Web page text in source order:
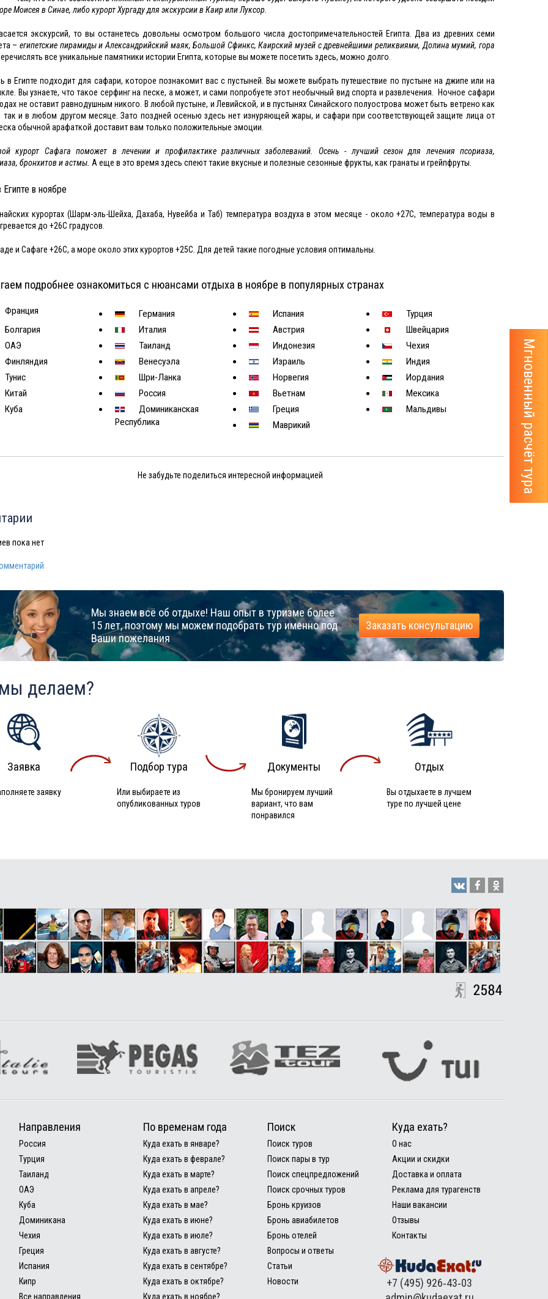
Мгновенный расчёт тура
Моисея в Синае, либо курорт Хургаду для экскурсии в Каир или Луксор.
экскурсий, то вы останетесь довольны осмотром большого числа достопримечательностей Египта. Два из древних семи
– египетские пирамиды и Александрийский маяк, Большой Сфинкс, Каирский музей с древнейшими реликвиями, Долина мумий, гора
все уникальные памятники истории Египта, которые вы можете посетить здесь, можно долго.
в Египте подходит для сафари, которое познакомит вас с пустыней. Вы можете выбрать путешествие по пустыне на джипе или на
Вы узнаете, что такое серфинг на песке, а может, и сами попробуете этот необычный вид спорта и развлечения. Ночное сафари
не оставит равнодушным никого. В любой пустыне, и Левийской, и в пустынях Синайского полуострова может быть ветрено как
так и в любом другом месяце. Зато поздней осенью здесь нет изнуряющей жары, и сафари при соответствующей защите лица от
обычной арафаткой доставит вам только положительные эмоции.
курорт Сафага поможет в лечении и профилактике различных заболеваний. Осень - лучший сезон для лечения псориаза,
бронхитов и астмы. А еще в это время здесь спеют такие вкусные и полезные сезонные фрукты, как гранаты и грейпфруты.
в ноябре
курортах (Шарм-эль-Шейха, Дахаба, Нувейба и Таб) температура воздуха в этом месяце - около +27С, температура воды в
до +26С градусов.
и Сафаге +26С, а море около этих курортов +25С. Для детей такие погодные условия оптимальны.
подробнее ознакомиться с нюансами отдыха в ноябре в популярных странах
Франция Германия Испания
Турция
Болгария
Италия Австрия
Швейцария
ОАЭ
Таиланд Индонезия
Чехия
Финляндия
Венесуэла Израиль
Индия
Тунис
Шри-Ланка Норвегия
Иордания
Китай
Россия Вьетнам
Мексика
Куба
Доминиканская
Республика
Греция
Мальдивы
Маврикий
Не забудьте поделиться интересной информацией
пока нет
Мы знаем всё об отдыхе! Наш опыт в туризме более
15 лет, поэтому мы можем подобрать тур именно под
Ваши пожелания
Заказать консультацию
делаем?
Заявка
заявку
Подбор тура
Или выбираете из
опубликованных туров
Документы
Мы бронируем лучший
вариант, что вам
понравился
Отдых
Вы отдыхаете в лучшем
туре по лучшей цене
Направления
Россия
Турция
Таиланд
ОАЭ
Куба
Доминикана
Чехия
Греция
Испания
Кипр
Все направления
По временам года
Куда ехать в январе?
Куда ехать в феврале?
Куда ехать в марте?
Куда ехать в апреле?
Куда ехать в мае?
Куда ехать в июне?
Куда ехать в июле?
Куда ехать в августе?
Куда ехать в сентябре?
Куда ехать в октябре?
Куда ехать в ноябре?
Поиск
Поиск туров
Поиск пары в тур
Поиск спецпредложений
Поиск срочных туров
Бронь круизов
Бронь авиабилетов
Бронь отелей
Вопросы и ответы
Статьи
Новости
Куда ехать?
О нас
Акции и скидки
Доставка и оплата
Реклама для турагенств
Наши вакансии
Отзывы
Контакты
+7 (495) 926‑43‑03